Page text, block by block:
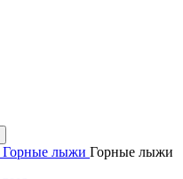
Горные лыжи Горные лыжи